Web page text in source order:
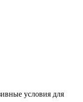
условия для